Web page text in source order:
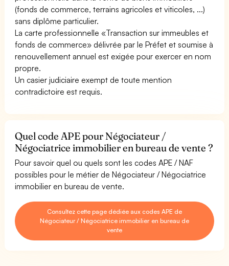
(fonds de commerce, terrains agricoles et viticoles, ...)
sans diplôme particulier.
La carte professionnelle «Transaction sur immeubles et
fonds de commerce» délivrée par le Préfet et soumise à
renouvellement annuel est exigée pour exercer en nom
propre.
Un casier judiciaire exempt de toute mention
contradictoire est requis.
Quel code APE pour Négociateur /
Négociatrice immobilier en bureau de vente ?
Pour savoir quel ou quels sont les codes APE / NAF
possibles pour le métier de Négociateur / Négociatrice
immobilier en bureau de vente.
Consultez cette page dédiée aux codes APE de
Négociateur / Négociatrice immobilier en bureau de
vente